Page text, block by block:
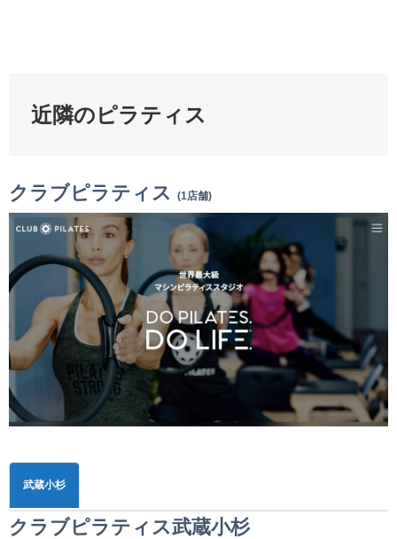
近隣のピラティス
クラブピラティス (1店舗)
武蔵小杉
クラブピラティス武蔵小杉